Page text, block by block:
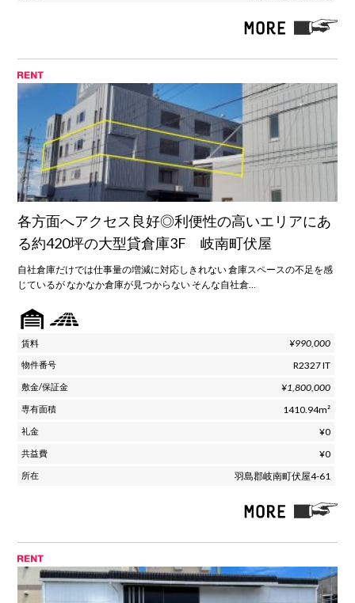
各方面へアクセス良好◎利便性の高いエリアにあ
る約420坪の大型貸倉庫3F 岐南町伏屋
自社倉庫だけでは仕事量の増減に対応しきれない 倉庫スペースの不足を感
じているが なかなか倉庫が見つからない そんな自社倉…
¥990,000
R2327 IT
¥1,800,000
1410.94m²
¥0
¥0
羽島郡岐南町伏屋4-61